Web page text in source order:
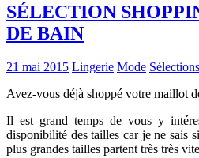
SÉLECTION
DE BAIN
21 mai 2015 Lingerie Mode
Avez-vous déjà shoppé votre maillot
Il est grand temps de vous y
disponibilité des tailles car je ne sais
plus grandes tailles partent très très